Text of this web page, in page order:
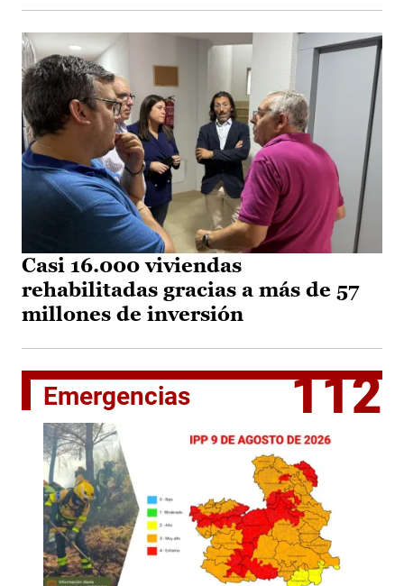
Casi 16.000 viviendas
rehabilitadas gracias a más de 57
millones de inversión
Emergencias 112